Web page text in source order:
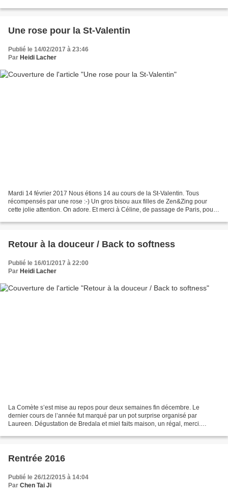
Une rose pour la St-Valentin
Publié le 14/02/2017 à 23:46
Par Heidi Lacher
Mardi 14 février 2017 Nous étions 14 au cours de la St-Valentin. Tous
récompensés par une rose :-) Un gros bisou aux filles de Zen&Zing pour
cette jolie attention. On adore. Et merci à Céline, de passage de Paris, pour
Retour à la douceur / Back to softness
Publié le 16/01/2017 à 22:00
Par Heidi Lacher
La Comète s’est mise au repos pour deux semaines fin décembre. Le
dernier cours de l’année fut marqué par un pot surprise organisé par
Laureen. Dégustation de Bredala et miel faits maison, un régal, merci.
Rentrée 2016
Publié le 26/12/2015 à 14:04
Par Chen Tai Ji